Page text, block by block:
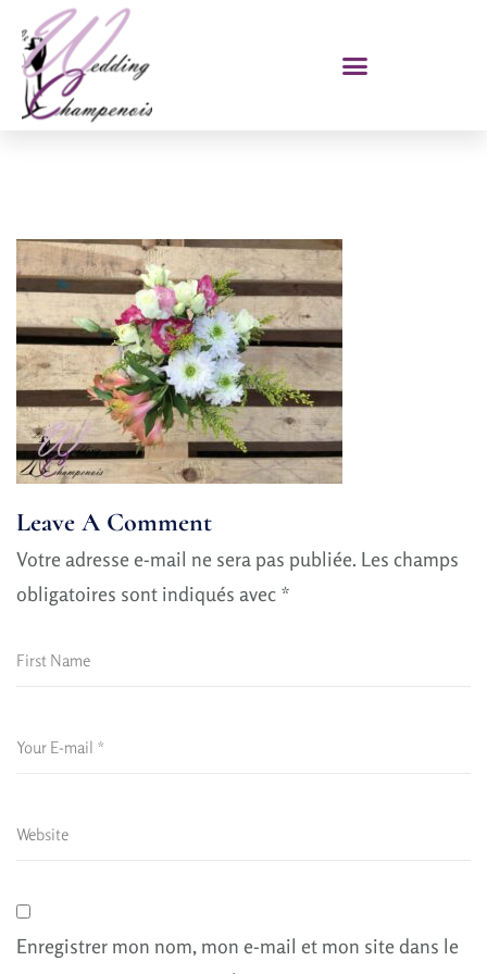
Leave A Comment
Votre adresse e-mail ne sera pas publiée. Les champs
obligatoires sont indiqués avec *
Enregistrer mon nom, mon e-mail et mon site dans le